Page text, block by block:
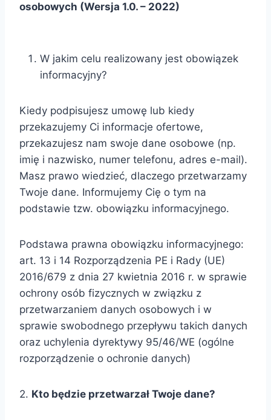
osobowych (Wersja 1.0. – 2022)
W jakim celu realizowany jest obowiązek
informacyjny?
Kiedy podpisujesz umowę lub kiedy
przekazujemy Ci informacje ofertowe,
przekazujesz nam swoje dane osobowe (np.
imię i nazwisko, numer telefonu, adres e-mail).
Masz prawo wiedzieć, dlaczego przetwarzamy
Twoje dane. Informujemy Cię o tym na
podstawie tzw. obowiązku informacyjnego.
Podstawa prawna obowiązku informacyjnego:
art. 13 i 14 Rozporządzenia PE i Rady (UE)
2016/679 z dnia 27 kwietnia 2016 r. w sprawie
ochrony osób fizycznych w związku z
przetwarzaniem danych osobowych i w
sprawie swobodnego przepływu takich danych
oraz uchylenia dyrektywy 95/46/WE (ogólne
rozporządzenie o ochronie danych)
2. Kto będzie przetwarzał Twoje dane?